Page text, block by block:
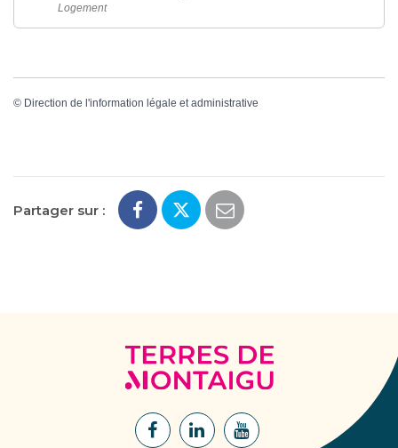
Logement
© Direction de l'information légale et administrative
Partager sur :
Terres
de
Lien
Lien
Lien